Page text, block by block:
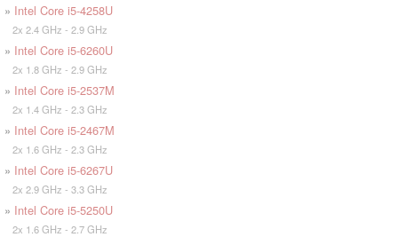
» Intel Core i5-4258U
2x 2.4 GHz - 2.9 GHz
» Intel Core i5-6260U
2x 1.8 GHz - 2.9 GHz
» Intel Core i5-2537M
2x 1.4 GHz - 2.3 GHz
» Intel Core i5-2467M
2x 1.6 GHz - 2.3 GHz
» Intel Core i5-6267U
2x 2.9 GHz - 3.3 GHz
» Intel Core i5-5250U
2x 1.6 GHz - 2.7 GHz